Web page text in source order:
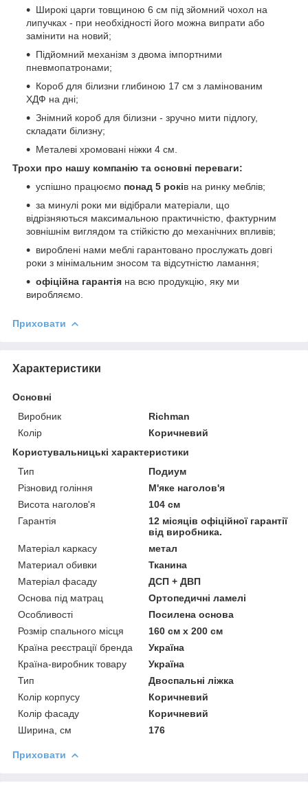
Широкі царги товщиною 6 см під зйомний чохол на
липучках - при необхідності його можна випрати або
замінити на новий;
Підйомний механізм з двома імпортними
пневмопатронами;
Короб для білизни глибиною 17 см з ламінованим
ХДФ на дні;
Знімний короб для білизни - зручно мити підлогу,
складати білизну;
Металеві хромовані ніжки 4 см.
Трохи про нашу компанію та основні переваги:
успішно працюємо понад 5 років на ринку меблів;
за минулі роки ми відібрали матеріали, що
відрізняються максимальною практичністю, фактурним
зовнішнім виглядом та стійкістю до механічних впливів;
вироблені нами меблі гарантовано прослужать довгі
роки з мінімальним зносом та відсутністю ламання;
офіційна гарантія на всю продукцію, яку ми
виробляємо.
Приховати
Характеристики
Основні
Виробник
Richman
Колір
Коричневий
Користувальницькі характеристики
Тип
Подиум
Різновид гоління
М'яке наголов'я
Висота наголов'я
104 см
Гарантія
12 місяців офіційної гарантії
від виробника.
Матеріал каркасу
метал
Материал обивки
Тканина
Матеріал фасаду
ДСП + ДВП
Основа під матрац
Ортопедичні ламелі
Особливості
Посилена основа
Розмір спального місця
160 см х 200 см
Країна реєстрації бренда
Україна
Країна-виробник товару
Україна
Тип
Двоспальні ліжка
Колір корпусу
Коричневий
Колір фасаду
Коричневий
Ширина, см
176
Приховати